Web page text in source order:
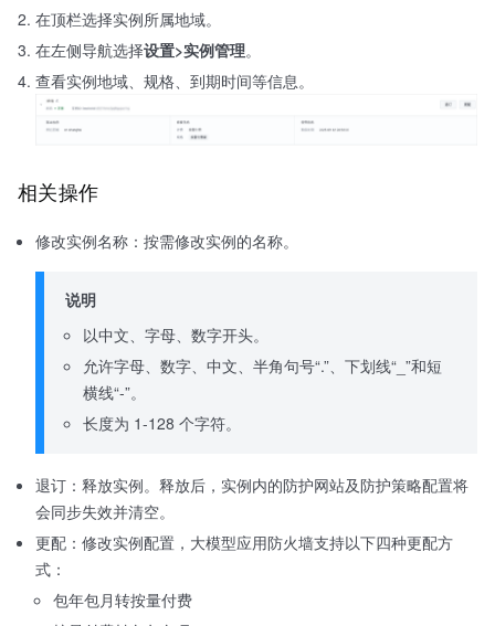
在顶栏选择实例所属地域。
在左侧导航选择设置>实例管理。
查看实例地域、规格、到期时间等信息。
相关操作
修改实例名称：按需修改实例的名称。
说明
以中文、字母、数字开头。
允许字母、数字、中文、半角句号“.”、下划线“_”和短
横线“-”。
长度为 1-128 个字符。
退订：释放实例。释放后，实例内的防护网站及防护策略配置将
会同步失效并清空。
更配：修改实例配置，大模型应用防火墙支持以下四种更配方
式：
包年包月转按量付费